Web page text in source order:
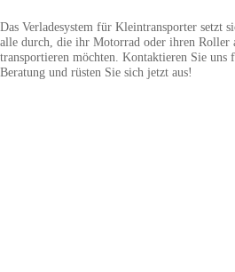
Das Verladesystem für Kleintransporter setzt
alle durch, die ihr Motorrad oder ihren Roller
transportieren möchten. Kontaktieren Sie uns
Beratung und rüsten Sie sich jetzt aus!